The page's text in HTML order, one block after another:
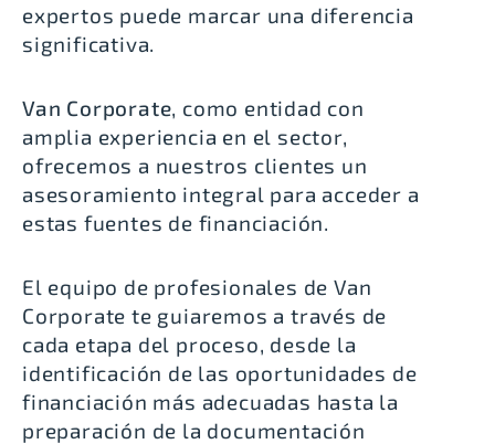
expertos puede marcar una diferencia
significativa.
Van Corporate, como entidad con
amplia experiencia en el sector,
ofrecemos a nuestros clientes un
asesoramiento integral para acceder a
estas fuentes de financiación.
El equipo de profesionales de Van
Corporate te guiaremos a través de
cada etapa del proceso, desde la
identificación de las oportunidades de
financiación más adecuadas hasta la
preparación de la documentación